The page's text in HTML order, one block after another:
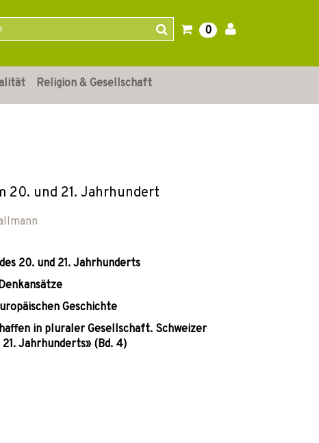
0
Religion & Gesellschaft
20. und 21. Jahrhundert
20. und 21. Jahrhunderts
Geschichte
in pluraler Gesellschaft. Schweizer
Jahrhunderts» (Bd. 4)